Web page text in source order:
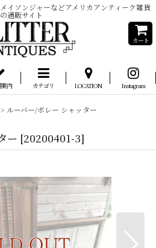
イソンジャーなどアメリカアンティーク雑貨
の通販サイト
カート
案内 カテゴリ LOCATION Instagram
> ルーバー/ボレー シャッター
ー [20200401-3]